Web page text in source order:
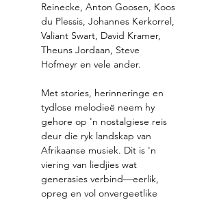
Reinecke, Anton Goosen, Koos
du Plessis, Johannes Kerkorrel,
Valiant Swart, David Kramer,
Theuns Jordaan, Steve
Hofmeyr en vele ander.
Met stories, herinneringe en
tydlose melodieë neem hy
gehore op 'n nostalgiese reis
deur die ryk landskap van
Afrikaanse musiek. Dit is 'n
viering van liedjies wat
generasies verbind—eerlik,
opreg en vol onvergeetlike